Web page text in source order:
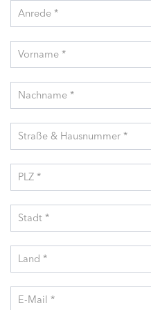
Anrede *
Vorname *
Nachname *
Straße & Hausnummer *
PLZ *
Stadt *
Land *
E-Mail *